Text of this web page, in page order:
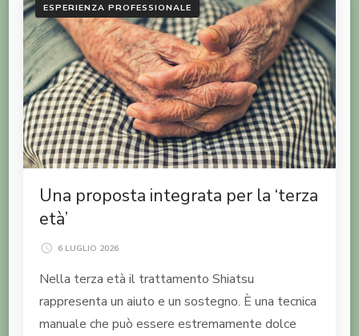
ESPERIENZA PROFESSIONALE
Una proposta integrata per la ‘terza
età’
6 LUGLIO 2026
Nella terza età il trattamento Shiatsu
rappresenta un aiuto e un sostegno. È una tecnica
manuale che può essere estremamente dolce